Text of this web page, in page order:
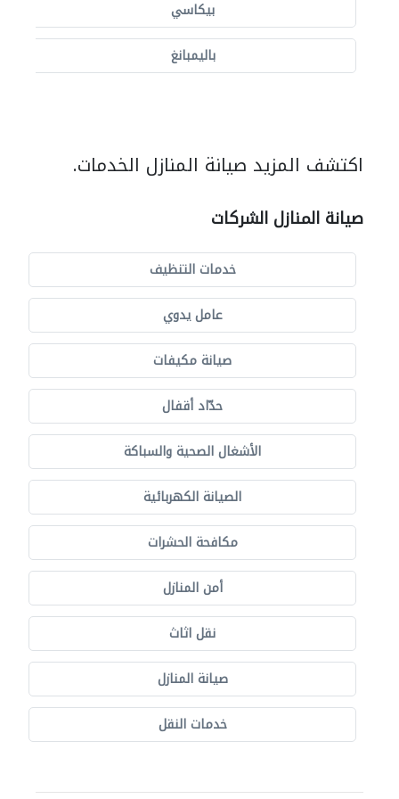
بيكاسي
باليمبانغ
اكتشف المزيد صيانة المنازل الخدمات.
صيانة المنازل الشركات
خدمات التنظيف
عامل يدوي
صيانة مكيفات
حدّاد أقفال
الأشغال الصحية والسباكة
الصيانة الكهربائية
مكافحة الحشرات
أمن المنازل
نقل اثاث
صيانة المنازل
خدمات النقل